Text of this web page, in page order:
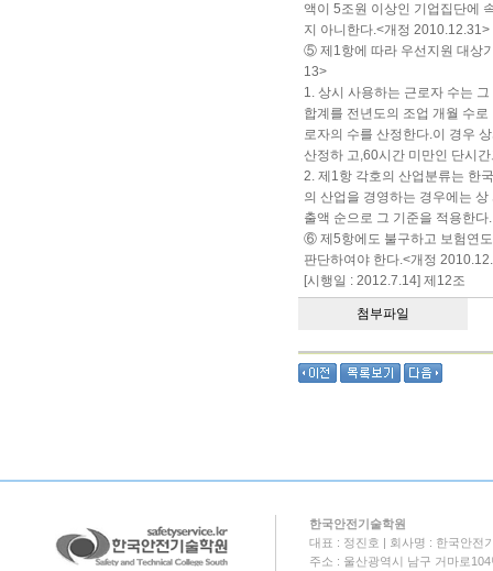
액이 5조원 이상인 기업집단에
지 아니한다.<개정 2010.12.31>
⑤ 제1항에 따라 우선지원 대상
13>
1. 상시 사용하는 근로자 수는
합계를 전년도의 조업 개월 수
로자의 수를 산정한다.이 경우
산정하 고,60시간 미만인 단시
2. 제1항 각호의 산업분류는 한
의 산업을 경영하는 경우에는
출액 순으로 그 기준을 적용한다.
⑥ 제5항에도 불구하고 보험연
판단하여야 한다.<개정
[시행일 : 2012.7.14] 제12조
첨부파일
한국안전기술학원
대표 : 정진호 | 회사명 : 한국안전
주소 : 울산광역시 남구 거마로